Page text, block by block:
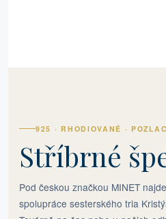
925 · RHODIOVANÉ ·
Stříbrné
Pod českou značkou MINET
spolupráce sesterského tria